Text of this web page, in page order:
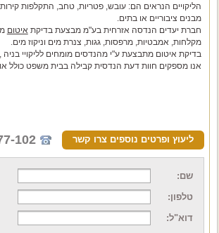
הליקויים הנראים הם: עובש, פטריות, טחב, התקלפות
מבנים ציבוריים או בתים.
חברת יעדים הנדסה אזרחית בע"מ מבצעת בדיקת איטום
מקלחות, אמבטיות, מרפסות, גגות, צנרת מים וניקוז מים.
בדיקת איטום מתבצעת ע"י מהנדסים מומחים לליקויי
אנו מספקים חוות דעת הנדסית קבילה בבית משפט כולל
ליעוץ ופרטים נוספים צרו קשר 102
שם:
טלפון:
דוא"ל: